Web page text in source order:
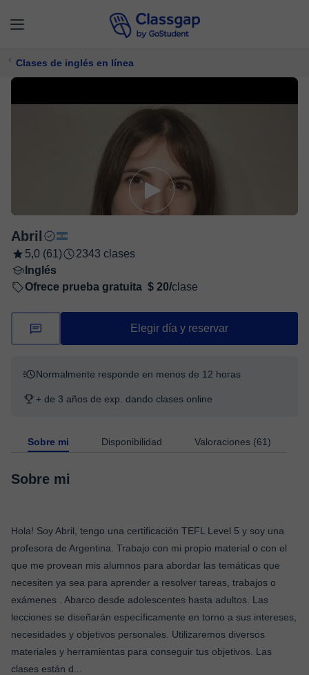
Clases de inglés en línea
Abril
5,0 (61)
2343 clases
Inglés
Ofrece prueba gratuita $ 20/clase
Elegir día y reservar
Normalmente responde en menos de 12 horas
+ de 3 años de exp. dando clases online
Sobre mi Disponibilidad Valoraciones (61)
Sobre mi
Hola! Soy Abril, tengo una certificación TEFL Level 5 y soy una
profesora de Argentina. Trabajo con mi propio material o con el
que me provean mis alumnos para abordar las temáticas que
necesiten ya sea para aprender a resolver tareas, trabajos o
exámenes . Abarco desde adolescentes hasta adultos. Las
lecciones se diseñarán específicamente en torno a sus intereses,
necesidades y objetivos personales. Utilizaremos diversos
materiales y herramientas para conseguir tus objetivos. Las
clases están d